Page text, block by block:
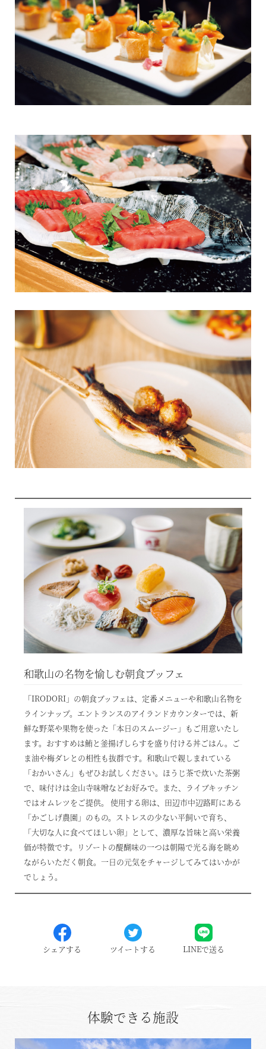
最新のお知らせ
施設情報
宿泊プラン一覧
レストランメニュー
RESERVEシリーズ
東急ハーヴェストクラブについて
ご予約方法
東急ハーヴェストクラブとは
利用料金
宿泊制限 / 特定期間
ハーヴェストポイント
ご友人のご紹介
宿泊ギフト券｜HARVEST GIFT TICKET
法人会員ご担当者様へ
よくあるお問い合わせ
東急ハーヴェストクラブガイドブック
（デジタルパンフレット）
ハンドブック
宿泊予約
旧軽井沢 / 旧軽井沢アネックス
軽井沢
蓼科
蓼科アネックス
関西エリア
南紀田辺
京都鷹峯
有馬六彩
VIALAシリーズ
VIALA鬼怒川渓翠
VIALA箱根湖悠
VIALA annex熱海伊豆山
VIALA annex軽井沢
VIALA軽井沢Retreat creek/garden
VIALA annex京都鷹峯
VIALA annex有馬六彩
RESERVE箱根明神平 In nol hakone myojindai
RESERVE飛騨高山 In 東急ステイ飛騨高山 結の湯
RESERVE京都東山
In THE HOTEL HIGASHIYAMA
準相互利用施設
都リゾート 志摩ベイサイドテラス
和歌山の名物を愉しむ朝食ブッフェ
「IRODORI」の朝食ブッフェは、定番メニューや和歌山名物を
ラインナップ。エントランスのアイランドカウンターでは、新
鮮な野菜や果物を使った「本日のスムージー」もご用意いたし
ます。おすすめは鮪と釜揚げしらすを盛り付ける丼ごはん。ご
ま油や梅ダレとの相性も抜群です。和歌山で親しまれている
「おかいさん」もぜひお試しください。ほうじ茶で炊いた茶粥
で、味付けは金山寺味噌などお好みで。また、ライブキッチン
ではオムレツをご提供。 使用する卵は、田辺市中辺路町にある
「かごしげ農園」のもの。ストレスの少ない平飼いで育ち、
「大切な人に食べてほしい卵」として、濃厚な旨味と高い栄養
価が特徴です。リゾートの醍醐味の一つは朝陽で光る海を眺め
ながらいただく朝食。一日の元気をチャージしてみてはいかが
でしょう。
シェアする ツイートする LINEで送る
体験できる施設
空室状況のご確認はこちら
オンライン予約はこちら
お電話でのご予約はこちら
法人予約（代行）はこちら